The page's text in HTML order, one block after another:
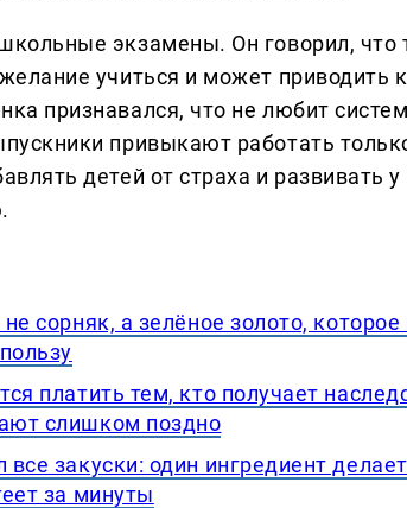
экзамены. Он говорил, что
учиться и может приводить
признавался, что не любит
привыкают работать
детей от страха и развивать
сорняк, а зелёное золото,
платить тем, кто получает
слишком поздно
все закуски: один ингредиент
за минуты